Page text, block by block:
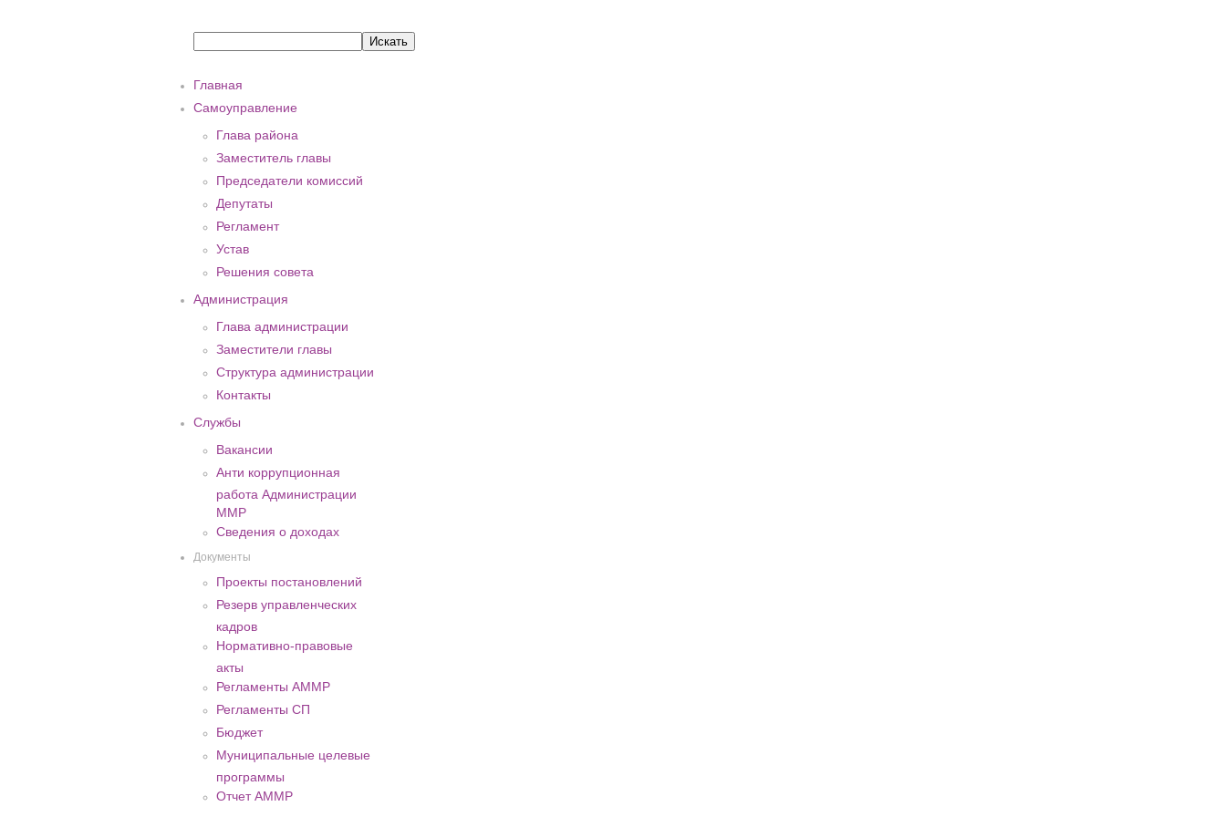
Главная
Самоуправление
Глава района
Заместитель главы
Председатели комиссий
Депутаты
Регламент
Устав
Решения совета
Администрация
Глава администрации
Заместители главы
Структура администрации
Контакты
Службы
Вакансии
Анти коррупционная
работа Администрации
ММР
Сведения о доходах
Документы
Проекты постановлений
Резерв управленческих
кадров
Нормативно-правовые
акты
Регламенты АММР
Регламенты СП
Бюджет
Муниципальные целевые
программы
Отчет АММР